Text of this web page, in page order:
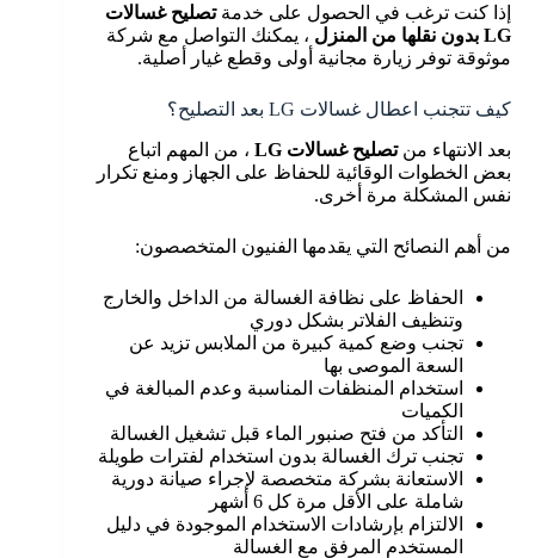
إذا كنت ترغب في الحصول على خدمةتصليح غسالات
LG بدون نقلها من المنزل
، يمكنك التواصل مع شركة
موثوقة توفر زيارة مجانية أولى وقطع غيار أصلية.
كيف تتجنب اعطال غسالات LG بعد التصليح؟
بعد الانتهاء منتصليح غسالات LG
، من المهم اتباع
بعض الخطوات الوقائية للحفاظ على الجهاز ومنع تكرار
نفس المشكلة مرة أخرى.
من أهم النصائح التي يقدمها الفنيون المتخصصون:
الحفاظ على نظافة الغسالة من الداخل والخارج
وتنظيف الفلاتر بشكل دوري
تجنب وضع كمية كبيرة من الملابس تزيد عن
السعة الموصى بها
استخدام المنظفات المناسبة وعدم المبالغة في
الكميات
التأكد من فتح صنبور الماء قبل تشغيل الغسالة
تجنب ترك الغسالة بدون استخدام لفترات طويلة
الاستعانة بشركة متخصصة لإجراء صيانة دورية
شاملة على الأقل مرة كل 6 أشهر
الالتزام بإرشادات الاستخدام الموجودة في دليل
المستخدم المرفق مع الغسالة